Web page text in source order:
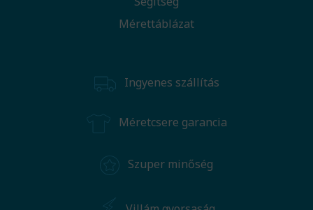
Mérettáblázat
Ingyenes szállítás
Méretcsere garancia
Szuper minőség